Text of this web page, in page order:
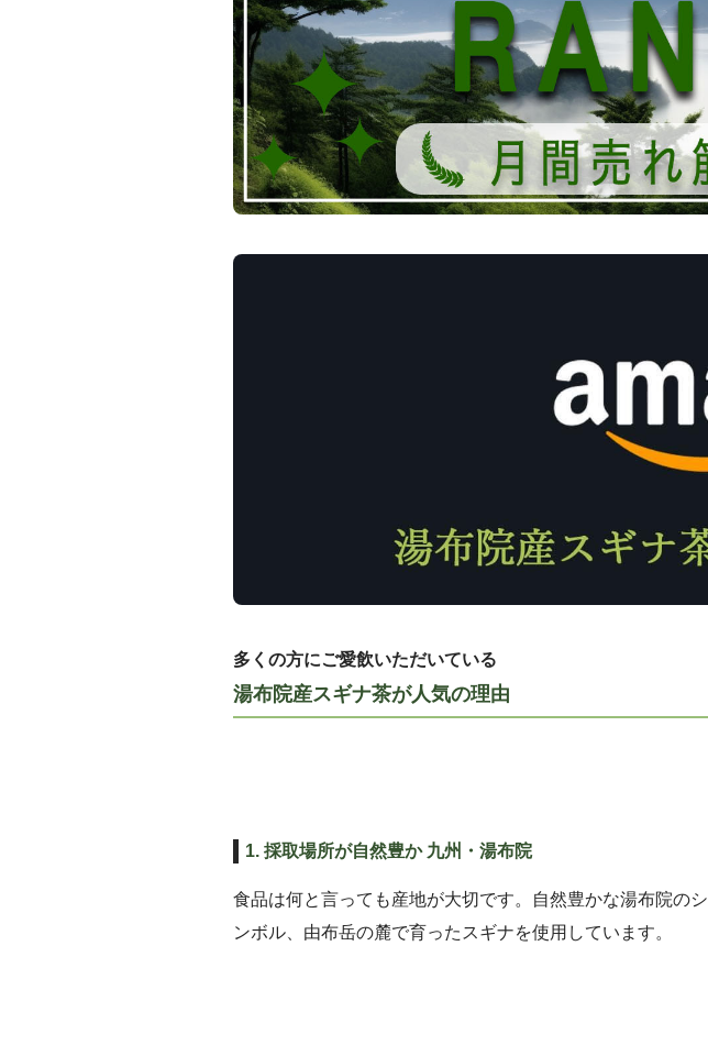
多くの方にご愛飲いただいている
湯布院産スギナ茶が人気の理由
1. 採取場所が自然豊か 九州・湯布院
食品は何と言っても産地が大切です。自然豊かな湯布院のシ
ンボル、由布岳の麓で育ったスギナを使用しています。